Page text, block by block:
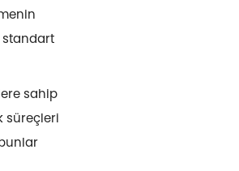
standart
sahip
süreçleri